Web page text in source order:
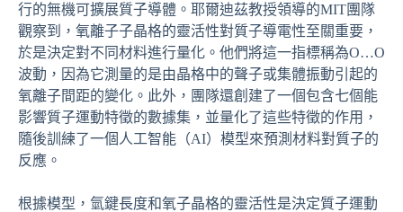
行的無機可擴展質子導體。耶爾迪茲教授領導的MIT團隊
觀察到，氧離子子晶格的靈活性對質子導電性至關重要，
於是決定對不同材料進行量化。他們將這一指標稱為O…O
波動，因為它測量的是由晶格中的聲子或集體振動引起的
氧離子間距的變化。此外，團隊還創建了一個包含七個能
影響質子運動特徵的數據集，並量化了這些特徵的作用，
隨後訓練了一個人工智能（AI）模型來預測材料對質子的
反應。
根據模型，氫鍵長度和氧子晶格的靈活性是決定質子運動